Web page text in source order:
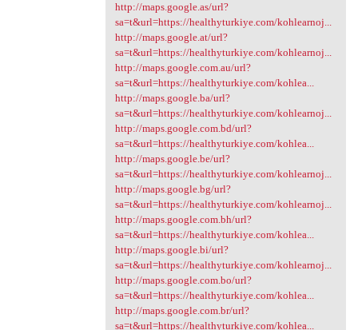
http://maps.google.as/url?
sa=t&url=https://healthyturkiye.com/kohlearnoj...
http://maps.google.at/url?
sa=t&url=https://healthyturkiye.com/kohlearnoj...
http://maps.google.com.au/url?
sa=t&url=https://healthyturkiye.com/kohlea...
http://maps.google.ba/url?
sa=t&url=https://healthyturkiye.com/kohlearnoj...
http://maps.google.com.bd/url?
sa=t&url=https://healthyturkiye.com/kohlea...
http://maps.google.be/url?
sa=t&url=https://healthyturkiye.com/kohlearnoj...
http://maps.google.bg/url?
sa=t&url=https://healthyturkiye.com/kohlearnoj...
http://maps.google.com.bh/url?
sa=t&url=https://healthyturkiye.com/kohlea...
http://maps.google.bi/url?
sa=t&url=https://healthyturkiye.com/kohlearnoj...
http://maps.google.com.bo/url?
sa=t&url=https://healthyturkiye.com/kohlea...
http://maps.google.com.br/url?
sa=t&url=https://healthyturkiye.com/kohlea...